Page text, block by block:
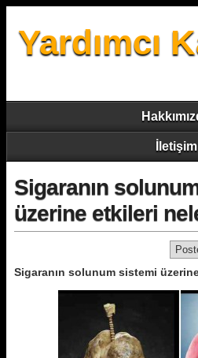
Yardımcı
İletişim
Sigaranın
üzerine etkileri
Sigaranın solunum sistemi